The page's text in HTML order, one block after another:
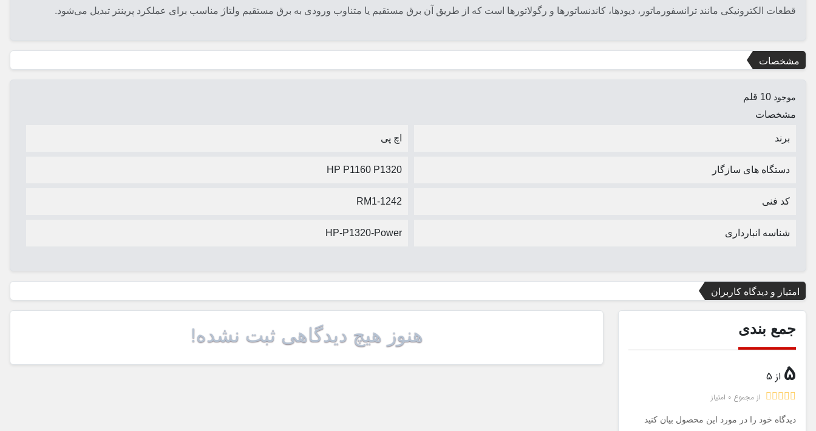
قطعات الکترونیکی مانند ترانسفورماتور، دیودها، کاندنساتورها و رگولاتورها است که از طریق آن برق مستقیم یا متناوب ورودی به برق مستقیم ولتاژ مناسب برای عملکرد پرینتر تبدیل می‌شود.
مشخصات
موجود 10 قلم
مشخصات
برند اچ پی
دستگاه های سازگار HP P1160 P1320
کد فنی RM1-1242
شناسه انبارداری HP-P1320-Power
امتیاز و دیدگاه کاربران
جمع بندی
5 از 5
از مجموع 0 امتیاز
دیدگاه خود را در مورد این محصول بیان کنید
هنوز هیچ دیدگاهی ثبت نشده!